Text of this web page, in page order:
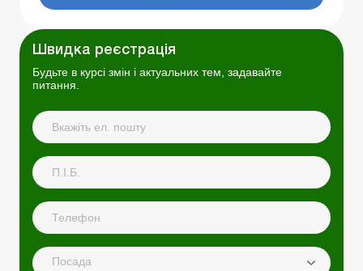
Швидка реєстрація
Будьте в курсі змін і актуальних тем, задавайте
питання.
Посада